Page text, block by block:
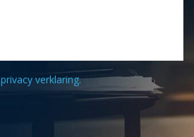
privacy verklaring.